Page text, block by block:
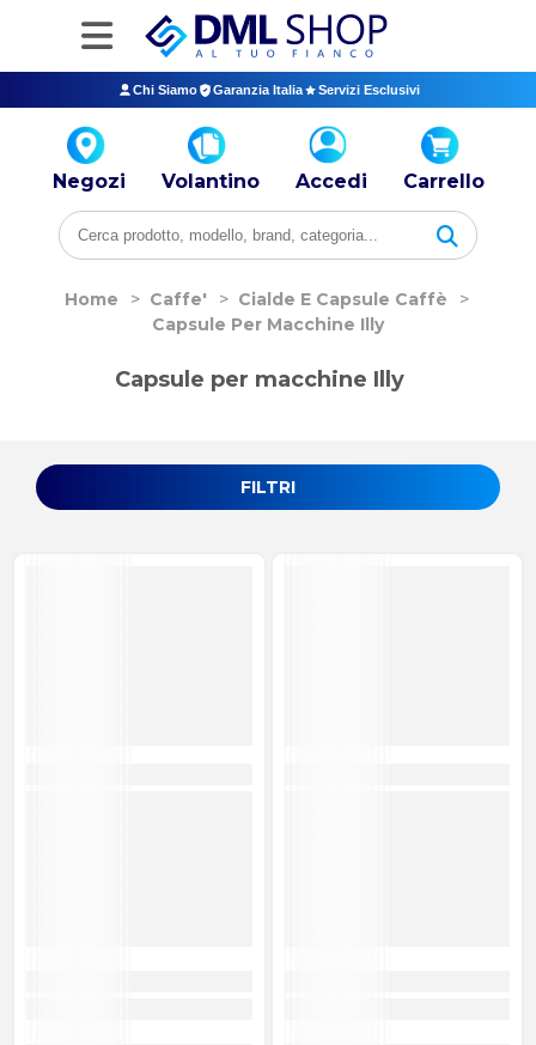
Chi Siamo Garanzia Italia Servizi Esclusivi
Negozi Volantino Accedi Carrello
Home > Caffe' > Cialde E Capsule Caffè
>
Capsule Per Macchine Illy
FILTRI
Capsule per macchine Illy